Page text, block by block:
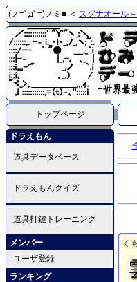
(ノ=ﾟдﾟ=)ノミ■ ＜ スグナオール
トップページ
ドラえもん
道具データベース
ドラえもんクイズ
道具打鍵トレーニング
メンバー
ユーザ登録
ランキング
く